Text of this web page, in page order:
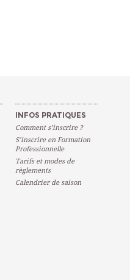
INFOS PRATIQUES
Comment s’inscrire ?
S’inscrire en Formation
Professionnelle
Tarifs et modes de
règlements
Calendrier de saison